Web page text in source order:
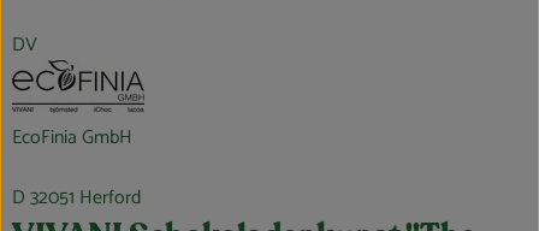
DV
EcoFinia GmbH
D 32051 Herford